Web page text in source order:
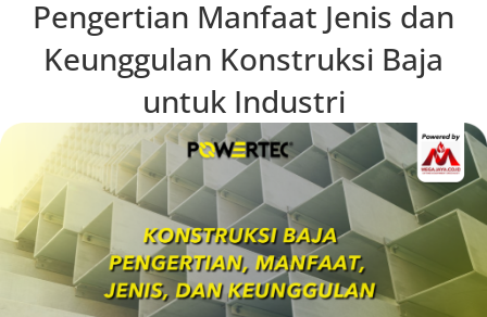
Pengertian Manfaat Jenis dan
Keunggulan Konstruksi Baja
untuk Industri